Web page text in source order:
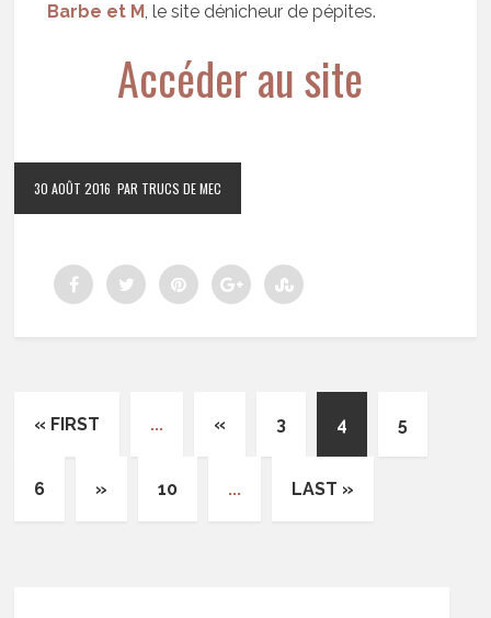
Barbe et M, le site dénicheur de pépites.
Accéder au site
30 AOÛT 2016 PAR TRUCS DE MEC
« FIRST ... « 3 4 5
6 » 10 ... LAST »